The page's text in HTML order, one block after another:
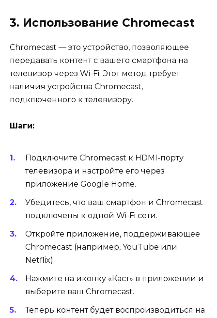
3. Использование Chromecast
Chromecast — это устройство, позволяющее
передавать контент с вашего смартфона на
телевизор через Wi-Fi. Этот метод требует
наличия устройства Chromecast,
подключенного к телевизору.
Шаги:
Подключите Chromecast к HDMI-порту
телевизора и настройте его через
приложение Google Home.
Убедитесь, что ваш смартфон и Chromecast
подключены к одной Wi-Fi сети.
Откройте приложение, поддерживающее
Chromecast (например, YouTube или
Netflix).
Нажмите на иконку «Каст» в приложении и
выберите ваш Chromecast.
Теперь контент будет воспроизводиться на